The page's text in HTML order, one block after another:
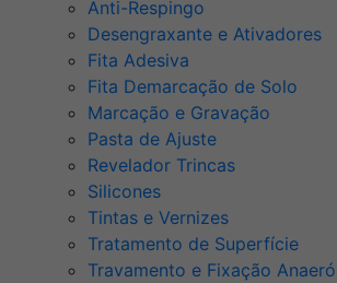
Anti-Respingo
Desengraxante e Ativadores
Fita Adesiva
Fita Demarcação de Solo
Marcação e Gravação
Pasta de Ajuste
Revelador Trincas
Silicones
Tintas e Vernizes
Tratamento de Superfície
Travamento e Fixação